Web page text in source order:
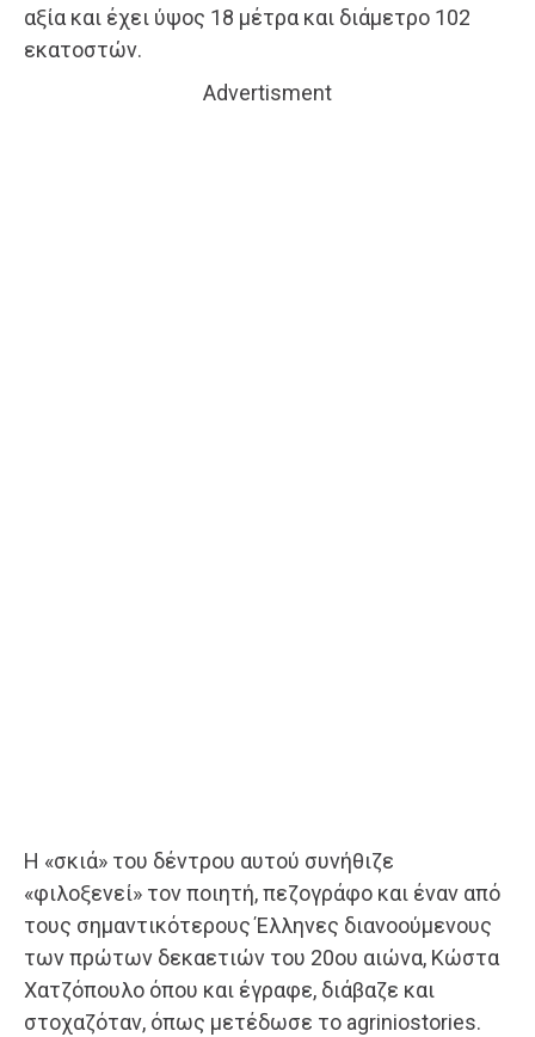
αξία και έχει ύψος 18 μέτρα και διάμετρο 102
εκατοστών.
Advertisment
Η «σκιά» του δέντρου αυτού συνήθιζε
«φιλοξενεί» τον ποιητή, πεζογράφο και έναν από
τους σημαντικότερους Έλληνες διανοούμενους
των πρώτων δεκαετιών του 20ου αιώνα, Κώστα
Χατζόπουλο όπου και έγραφε, διάβαζε και
στοχαζόταν, όπως μετέδωσε το agriniostories.